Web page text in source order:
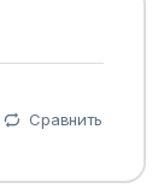
Сравнить